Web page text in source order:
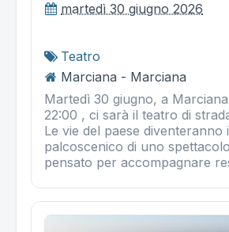
martedì 30 giugno 2026
Teatro
Marciana - Marciana
Martedì 30 giugno, a
22:00 , ci sarà il teatro di
Le vie del paese diventeranno
palcoscenico di uno
pensato per accompagnare